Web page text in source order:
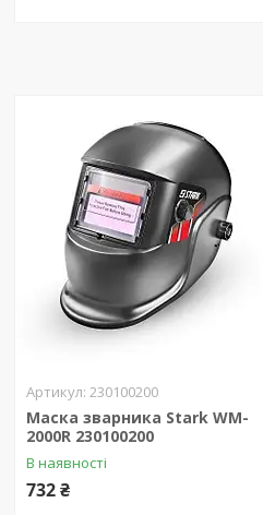
230100200
Маска зварника Stark WM-
2000R 230100200
В наявності
732 ₴